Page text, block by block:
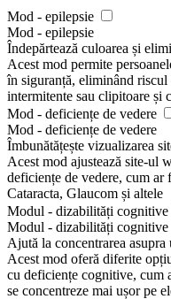
Mod - epilepsie
Mod - epilepsie
Îndepărtează culoarea și
Acest mod permite
în siguranță, eliminând
intermitente sau clipitoare și
Mod - deficiențe de vedere
Mod - deficiențe de vedere
Îmbunătățește vizualizarea
Acest mod ajustează site-ul
deficiențe de vedere, cum
Cataracta, Glaucom și altele
Modul - dizabilități cognitive
Modul - dizabilități cognitive
Ajută la concentrarea
Acest mod oferă diferite
cu deficiențe cognitive, cum
se concentreze mai ușor pe